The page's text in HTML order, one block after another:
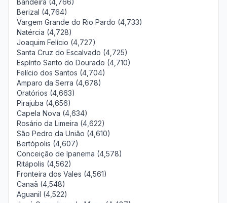
Bandeira (4,766)
Berizal (4,764)
Vargem Grande do Rio Pardo (4,733)
Natércia (4,728)
Joaquim Felício (4,727)
Santa Cruz do Escalvado (4,725)
Espírito Santo do Dourado (4,710)
Felício dos Santos (4,704)
Amparo da Serra (4,678)
Oratórios (4,663)
Pirajuba (4,656)
Capela Nova (4,634)
Rosário da Limeira (4,622)
São Pedro da União (4,610)
Bertópolis (4,607)
Conceição de Ipanema (4,578)
Ritápolis (4,562)
Fronteira dos Vales (4,561)
Canaã (4,548)
Aguanil (4,522)